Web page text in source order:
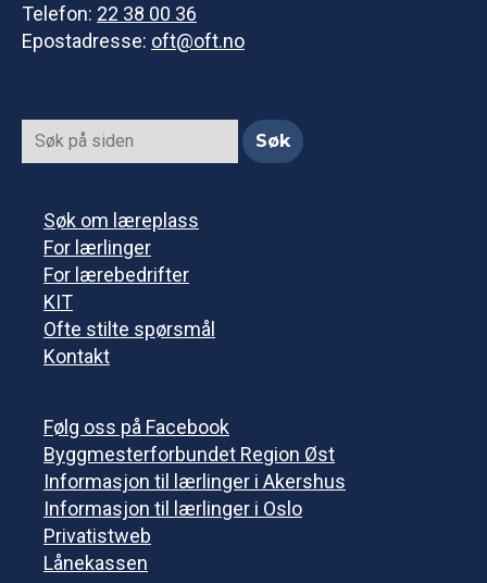
Telefon: 22 38 00 36
Epostadresse: oft@oft.no
Søk om læreplass
For lærlinger
For lærebedrifter
KIT
Ofte stilte spørsmål
Kontakt
Følg oss på Facebook
Byggmesterforbundet Region Øst
Informasjon til lærlinger i Akershus
Informasjon til lærlinger i Oslo
Privatistweb
Lånekassen